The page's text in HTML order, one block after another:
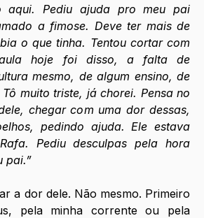
aqui. Pediu ajuda pro meu pai
a fimose. Deve ter mais de
o que tinha. Tentou cortar com
hoje foi disso, a falta de
mesmo, de algum ensino, de
muito triste, já chorei. Pensa no
chegar com uma dor dessas,
pedindo ajuda. Ele estava
Pediu desculpas pela hora
pai.”
a dor dele. Não mesmo. Primeiro
pela minha corrente ou pela